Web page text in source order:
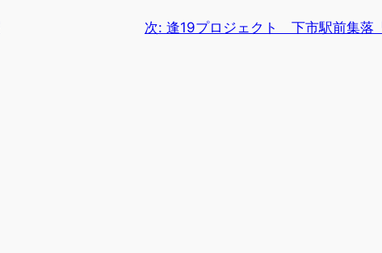
次: 逢19プロジェクト 下市駅前集落